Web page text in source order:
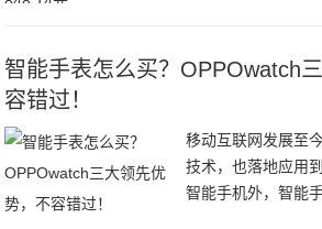
智能手表怎么买？OPPOwatch
容错过！
移动互联网发展至
技术，也落地应用
智能手机外，智能
智能数码产品了。